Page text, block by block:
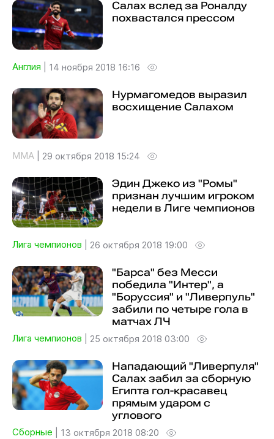
Салах вслед за Роналду
похвастался прессом
Англия 14 ноября 2018 16:16
Нурмагомедов выразил
восхищение Салахом
MMA 29 октября 2018 15:24
Эдин Джеко из "Ромы"
признан лучшим игроком
недели в Лиге чемпионов
Лига чемпионов 26 октября 2018 19:00
"Барса" без Месси
победила "Интер", а
"Боруссия" и "Ливерпуль"
забили по четыре гола в
матчах ЛЧ
Лига чемпионов 25 октября 2018 03:00
Нападающий "Ливерпуля"
Салах забил за сборную
Египта гол-красавец
прямым ударом с
углового
Сборные 13 октября 2018 08:20